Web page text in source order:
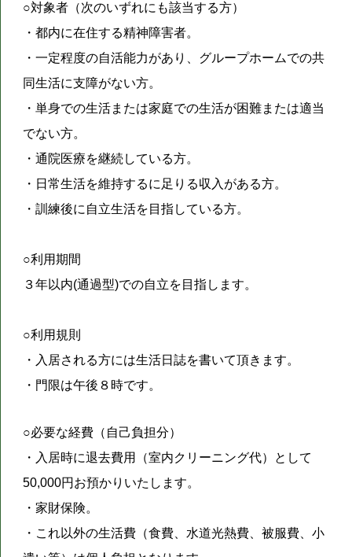
○対象者（次のいずれにも該当する方）
・都内に在住する精神障害者。
・一定程度の自活能力があり、グループホームでの共
同生活に支障がない方。
・単身での生活または家庭での生活が困難または適当
でない方。
・通院医療を継続している方。
・日常生活を維持するに足りる収入がある方。
・訓練後に自立生活を目指している方。
○利用期間
３年以内(通過型)での自立を目指します。
○利用規則
・ 入居される方には生活日誌を書いて頂きます。
・門限は午後８時です。
○必要な経費（自己負担分）
・入居時に退去費用（室内クリーニング代）として
50,000円お預かりいたします。
・家財保険。
・これ以外の生活費（食費、水道光熱費、被服費、小